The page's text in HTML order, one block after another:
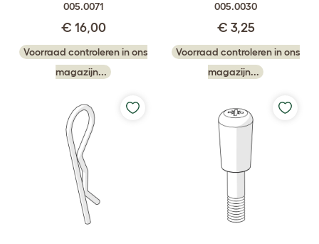
005.0071
€ 16,00
Voorraad controleren in ons
magazijn...
005.0030
€ 3,25
Voorraad controleren in ons
magazijn...